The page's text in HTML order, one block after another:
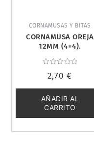
CORNAMUSAS Y BITAS
CORNAMUSA OREJA
12MM (4+4).
con
de
5
2,70€
AÑADIR AL
CARRITO